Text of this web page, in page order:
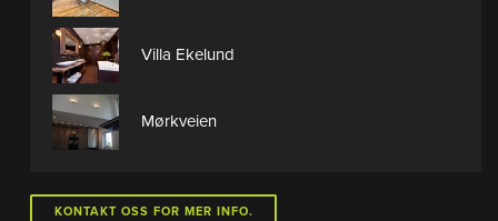
Villa Ekelund
Mørkveien
KONTAKT OSS FOR MER INFO.